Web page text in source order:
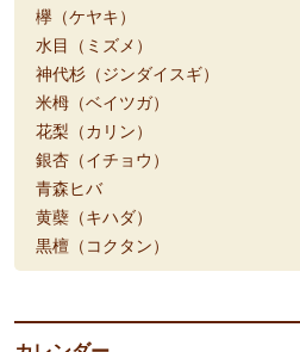
欅（ケヤキ）
水目（ミズメ）
神代杉（ジンダイスギ）
米栂（ベイツガ）
花梨（カリン）
銀杏（イチョウ）
青森ヒバ
黄蘗（キハダ）
黒檀（コクタン）